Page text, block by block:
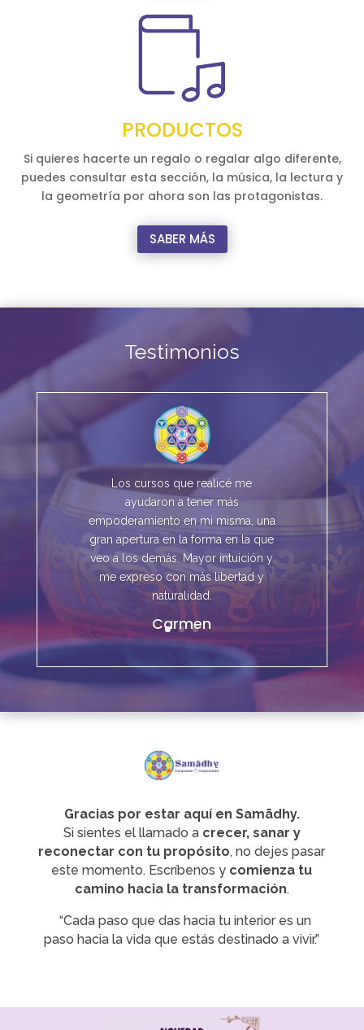
PRODUCTOS
Si quieres hacerte un regalo o regalar algo diferente,
puedes consultar esta sección, la música, la lectura y
la geometría por ahora son las protagonistas.
SABER MÁS
Testimonios
Los cursos que realicé me
ayudaron a tener más
empoderamiento en mi misma, una
gran apertura en la forma en la que
veo a los demás. Mayor intuición y
me expreso con más libertad y
naturalidad.
Carmen
Gracias por estar aquí en Samãdhy.
Si sientes el llamado a crecer, sanar y
reconectar con tu propósito, no dejes pasar
este momento. Escríbenos y comienza tu
camino hacia la transformación.
“Cada paso que das hacia tu interior es un
paso hacia la vida que estás destinado a vivir.”